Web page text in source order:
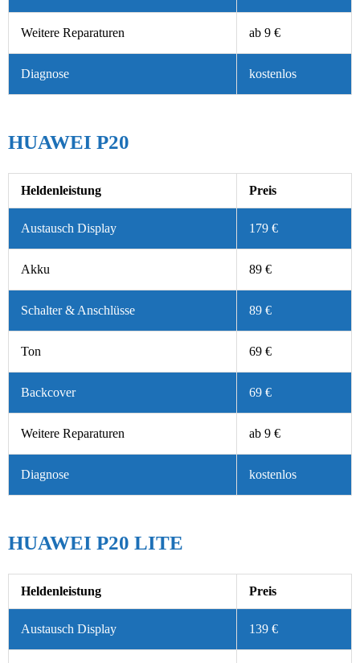
Weitere Reparaturen ab 9 €
Diagnose kostenlos
HUAWEI P20
Heldenleistung Preis
Austausch Display 179 €
Akku 89 €
Schalter & Anschlüsse 89 €
Ton 69 €
Backcover 69 €
Weitere Reparaturen ab 9 €
Diagnose kostenlos
HUAWEI P20 LITE
Heldenleistung Preis
Austausch Display 139 €